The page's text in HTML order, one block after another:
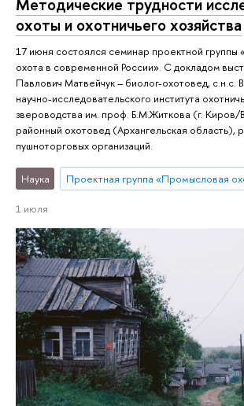
охоты и охотничьего хозяйства
17 июня состоялся семинар проектной
охота в современной России». С докладом
Павлович Матвейчук – биолог-охотовед, с.н.с.
научно-исследовательского института
звероводства им. проф. Б.М.Житкова (г. Киров/
районный охотовед (Архангельская область),
пушноторговых организаций.
Наука Проектная группа «Промысловая
1 июля